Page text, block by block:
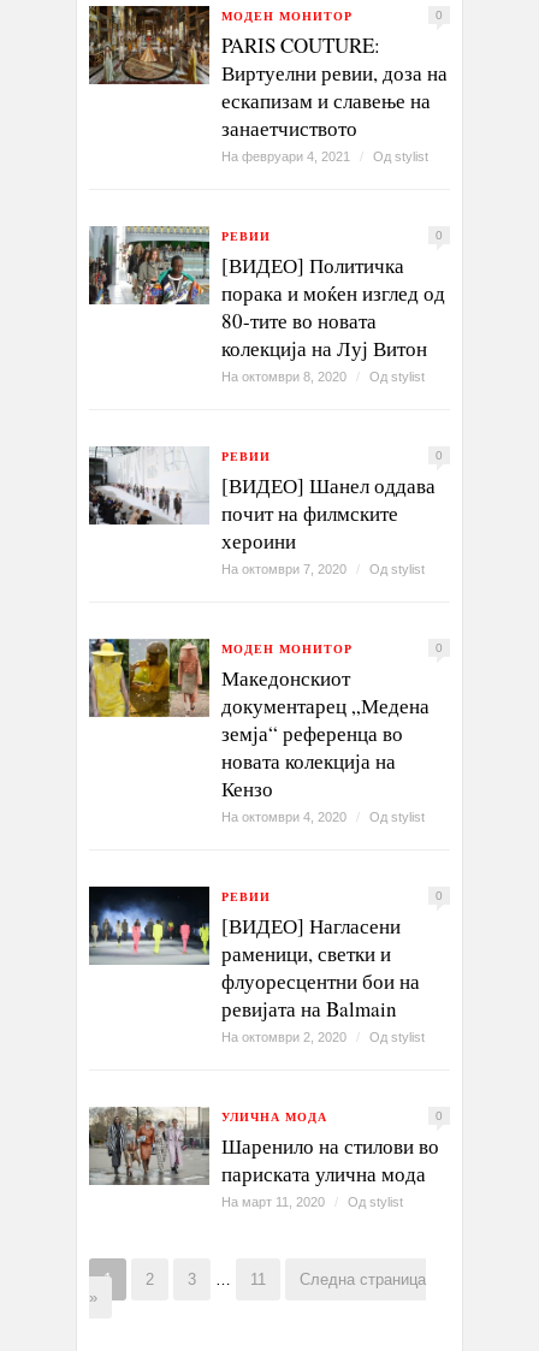
МОДЕН МОНИТОР 0
PARIS COUTURE:
Виртуелни ревии, доза на
ескапизам и славење на
занаетчиството
На февруари 4, 2021 / Од stylist
РЕВИИ 0
[ВИДЕО] Политичка
порака и моќен изглед од
80-тите во новата
колекција на Луј Витон
На октомври 8, 2020 / Од stylist
РЕВИИ 0
[ВИДЕО] Шанел оддава
почит на филмските
хероини
На октомври 7, 2020 / Од stylist
МОДЕН МОНИТОР 0
Македонскиот
документарец „Медена
земја“ референца во
новата колекција на
Кензо
На октомври 4, 2020 / Од stylist
РЕВИИ 0
[ВИДЕО] Нагласени
раменици, светки и
флуоресцентни бои на
ревијата на Balmain
На октомври 2, 2020 / Од stylist
УЛИЧНА МОДА 0
Шаренило на стилови во
париската улична мода
На март 11, 2020 / Од stylist
1 2 3 … 11
Следна страница
»